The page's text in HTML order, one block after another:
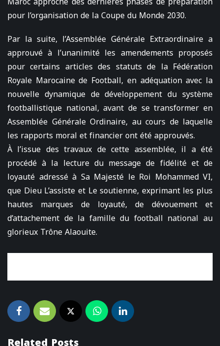
pour l’organisation de la Coupe du Monde 2030.
Par la suite, l’Assemblée Générale Extraordinaire a
approuvé à l’unanimité les amendements proposés
pour certains articles des statuts de la Fédération
Royale Marocaine de Football, en adéquation avec la
nouvelle dynamique de développement du système
footballistique national, avant de se transformer en
Assemblée Générale Ordinaire, au cours de laquelle
les rapports moral et financier ont été approuvés.
À l’issue des travaux de cette assemblée, il a été
procédé à la lecture du message de fidélité et de
loyauté adressé à Sa Majesté le Roi Mohammed VI,
que Dieu L’assiste et Le soutienne, exprimant les plus
hautes marques de loyauté, de dévouement et
d’attachement de la famille du football national au
glorieux Trône Alaouite.